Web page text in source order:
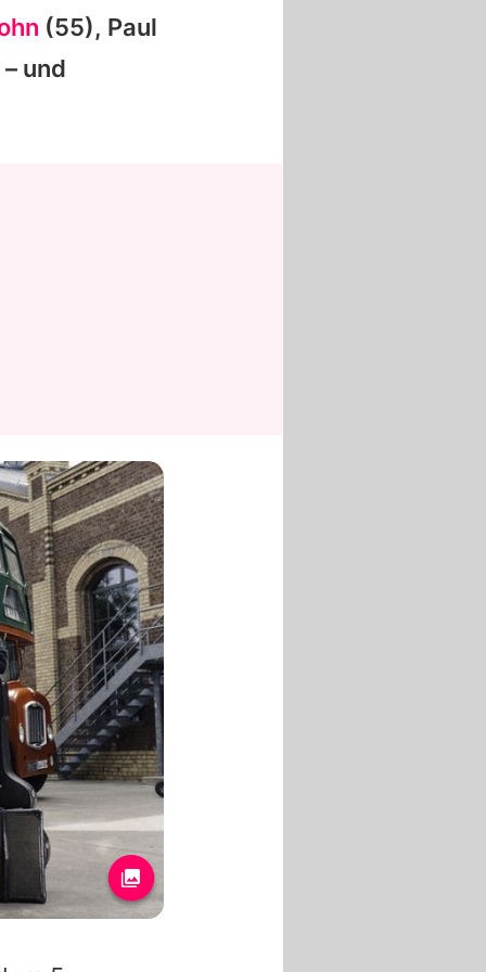
(55), Paul
und